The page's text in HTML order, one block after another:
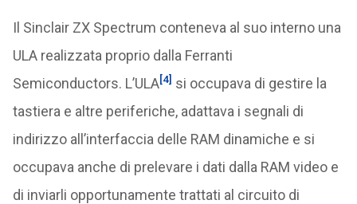
Il Sinclair ZX Spectrum conteneva al suo interno una
ULA realizzata proprio dalla Ferranti
Semiconductors. L’ULA[4] si occupava di gestire la
tastiera e altre periferiche, adattava i segnali di
indirizzo all’interfaccia delle RAM dinamiche e si
occupava anche di prelevare i dati dalla RAM video e
di inviarli opportunamente trattati al circuito di